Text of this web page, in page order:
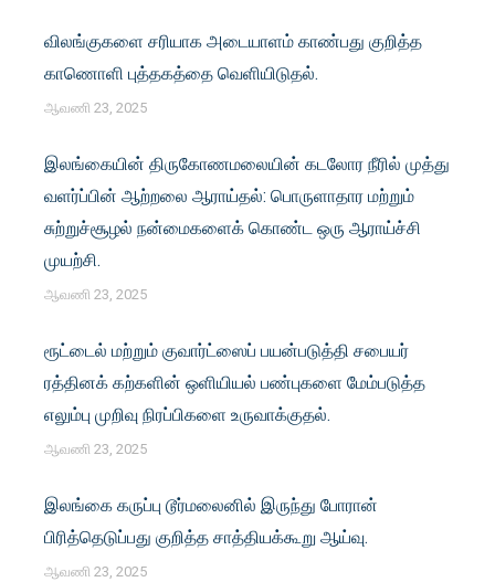
விலங்குகளை சரியாக அடையாளம் காண்பது குறித்த
காணொளி புத்தகத்தை வெளியிடுதல்.
ஆவணி 23, 2025
இலங்கையின் திருகோணமலையின் கடலோர நீரில் முத்து
வளர்ப்பின் ஆற்றலை ஆராய்தல்: பொருளாதார மற்றும்
சுற்றுச்சூழல் நன்மைகளைக் கொண்ட ஒரு ஆராய்ச்சி
முயற்சி.
ஆவணி 23, 2025
ரூட்டைல் ​​மற்றும் குவார்ட்ஸைப் பயன்படுத்தி சபையர்
ரத்தினக் கற்களின் ஒளியியல் பண்புகளை மேம்படுத்த
எலும்பு முறிவு நிரப்பிகளை உருவாக்குதல்.
ஆவணி 23, 2025
இலங்கை கருப்பு டூர்மலைனில் இருந்து போரான்
பிரித்தெடுப்பது குறித்த சாத்தியக்கூறு ஆய்வு.
ஆவணி 23, 2025